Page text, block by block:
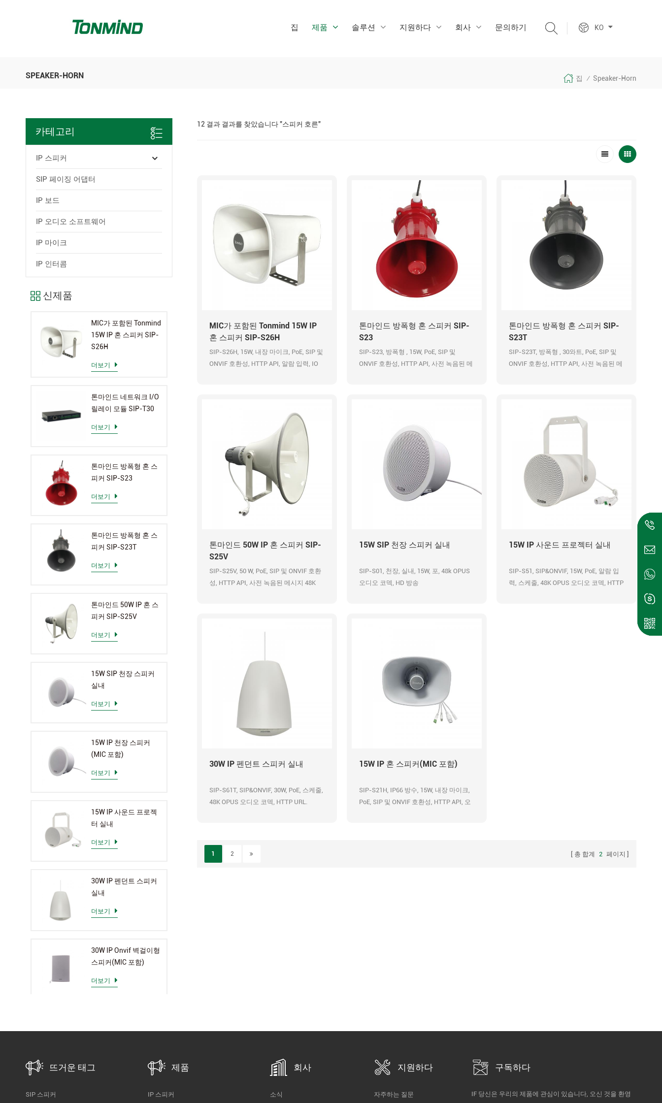
KO
집 제품 솔루션 지원하다 회사 문의하기
SPEAKER-HORN 집 / Speaker-Horn
카테고리
IP 스피커
SIP 페이징 어댑터
IP 보드
IP 오디오 소프트웨어
IP 마이크
IP 인터콤
신제품
MIC가 포함된 Tonmind
15W IP 혼 스피커 SIP-
S26H
더보기
톤마인드 네트워크 I/O
릴레이 모듈 SIP-T30
더보기
톤마인드 방폭형 혼 스
피커 SIP-S23
더보기
톤마인드 방폭형 혼 스
피커 SIP-S23T
더보기
톤마인드 50W IP 혼 스
피커 SIP-S25V
더보기
15W SIP 천장 스피커
실내
더보기
15W IP 천장 스피커
(MIC 포함)
더보기
15W IP 사운드 프로젝
터 실내
더보기
30W IP 펜던트 스피커
실내
더보기
30W IP Onvif 벽걸이형
스피커(MIC 포함)
더보기
12 결과 결과를 찾았습니다 "스피커 호른"
MIC가 포함된 Tonmind 15W IP
혼 스피커 SIP-S26H
SIP-S26H, 15W, 내장 마이크, PoE, SIP 및
ONVIF 호환성, HTTP API, 알람 입력, IO
톤마인드 방폭형 혼 스피커 SIP-
S23
SIP-S23, 방폭형 , 15W, PoE, SIP 및
ONVIF 호환성, HTTP API, 사전 녹음된 메
톤마인드 방폭형 혼 스피커 SIP-
S23T
SIP-S23T, 방폭형 , 30와트, PoE, SIP 및
ONVIF 호환성, HTTP API, 사전 녹음된 메
톤마인드 50W IP 혼 스피커 SIP-
S25V
SIP-S25V, 50 W, PoE, SIP 및 ONVIF 호환
성, HTTP API, 사전 녹음된 메시지 48K
15W SIP 천장 스피커 실내
SIP-S01, 천장, 실내, 15W, 포, 48k OPUS
오디오 코덱, HD 방송
15W IP 사운드 프로젝터 실내
SIP-S51, SIP&ONVIF, 15W, PoE, 알람 입
력, 스케줄, 48K OPUS 오디오 코덱, HTTP
30W IP 펜던트 스피커 실내
SIP-S61T, SIP&ONVIF, 30W, PoE, 스케줄,
48K OPUS 오디오 코덱, HTTP URL.
15W IP 혼 스피커(MIC 포함)
SIP-S21H, IP66 방수, 15W, 내장 마이크,
PoE, SIP 및 ONVIF 호환성, HTTP API, 오
1 2 총 합계 2 페이지
뜨거운 태그
SIP 스피커
제품
IP 스피커
회사
소식
지원하다
자주하는 질문
구독하다
IF 당신은 우리의 제품에 관심이 있습니다, 오신 것을 환영